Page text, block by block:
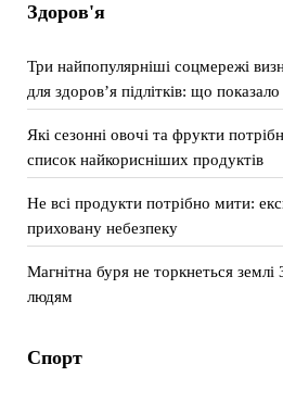
Здоров'я
Три найпопулярніші соцмережі
для здоров’я підлітків: що
Які сезонні овочі та фрукти
список найкорисніших продуктів
Не всі продукти потрібно мити:
приховану небезпеку
Магнітна буря не торкнеться
людям
Спорт